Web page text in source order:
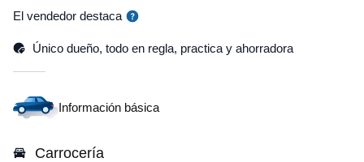
El vendedor destaca
Único dueño, todo en regla, practica y ahorradora
Información básica
Carrocería